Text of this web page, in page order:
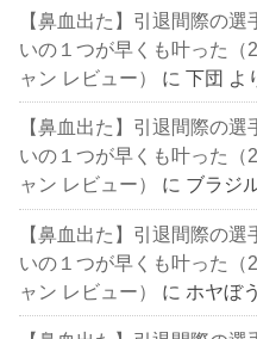
【鼻血出た】引退間際の
いの１つが早くも叶った（
ャン レビュー）
に下団 よ
【鼻血出た】引退間際の
いの１つが早くも叶った（
ャン レビュー）
に ブラジ
【鼻血出た】引退間際の
いの１つが早くも叶った（
ャン レビュー）
に ホヤぼう